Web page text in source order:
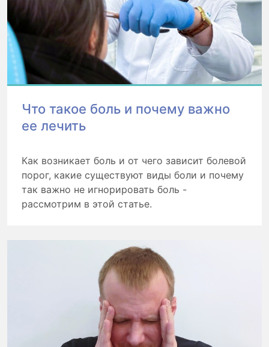
Что такое боль и почему важно
ее лечить
Как возникает боль и от чего зависит болевой
порог, какие существуют виды боли и почему
так важно не игнорировать боль -
рассмотрим в этой статье.